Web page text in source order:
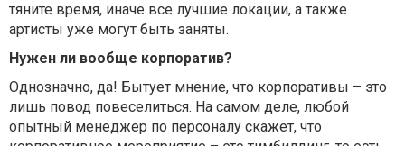
тяните время, иначе все лучшие локации, а также
артисты уже могут быть заняты.
Нужен ли вообще корпоратив?
Однозначно, да! Бытует мнение, что корпоративы – это
лишь повод повеселиться. На самом деле, любой
опытный менеджер по персоналу скажет, что